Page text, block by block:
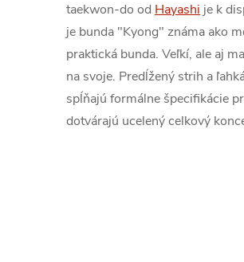
taekwon-do od Hayashi je k
je bunda "Kyong" známa ako
praktická bunda. Veľkí, ale aj
na svoje. Predĺžený strih a
spĺňajú formálne špecifikácie
dotvárajú ucelený celkový